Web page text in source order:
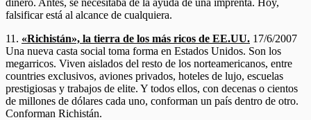
falsificar está al alcance de cualquiera.
11. «Richistán», la tierra de los más ricos de EE.UU. 17/6/2007
Una nueva casta social toma forma en Estados Unidos. Son los
megarricos. Viven aislados del resto de los norteamericanos, entre
countries exclusivos, aviones privados, hoteles de lujo, escuelas
prestigiosas y trabajos de elite. Y todos ellos, con decenas o cientos
de millones de dólares cada uno, conforman un país dentro de otro.
Conforman Richistán.